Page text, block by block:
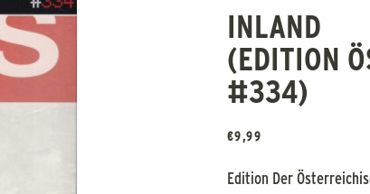
INLAND
(EDITION
#334)
€9,99
Edition Der